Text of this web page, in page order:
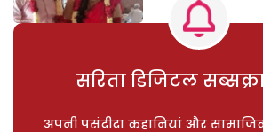
सरिता डिजिटल
अपनी पसंदीदा कहानियां और